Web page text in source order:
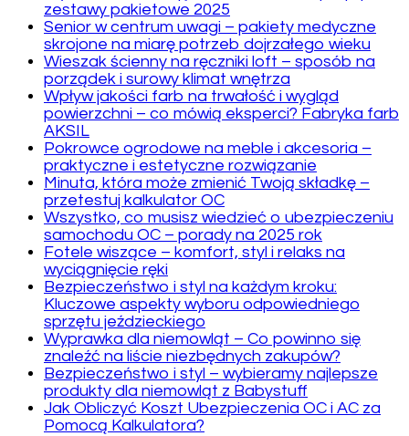
zestawy pakietowe 2025
Senior w centrum uwagi – pakiety medyczne
skrojone na miarę potrzeb dojrzałego wieku
Wieszak ścienny na ręczniki loft – sposób na
porządek i surowy klimat wnętrza
Wpływ jakości farb na trwałość i wygląd
powierzchni – co mówią eksperci? Fabryka farb
AKSIL
Pokrowce ogrodowe na meble i akcesoria –
praktyczne i estetyczne rozwiązanie
Minuta, która może zmienić Twoją składkę –
przetestuj kalkulator OC
Wszystko, co musisz wiedzieć o ubezpieczeniu
samochodu OC – porady na 2025 rok
Fotele wiszące – komfort, styl i relaks na
wyciągnięcie ręki
Bezpieczeństwo i styl na każdym kroku:
Kluczowe aspekty wyboru odpowiedniego
sprzętu jeździeckiego
Wyprawka dla niemowląt – Co powinno się
znaleźć na liście niezbędnych zakupów?
Bezpieczeństwo i styl – wybieramy najlepsze
produkty dla niemowląt z Babystuff
Jak Obliczyć Koszt Ubezpieczenia OC i AC za
Pomocą Kalkulatora?